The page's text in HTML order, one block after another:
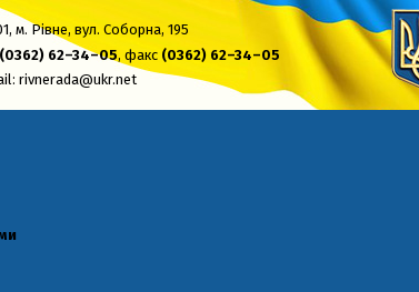
м. Рівне, вул. Соборна, 195
(0362) 62–34–05, факс (0362) 62–34–05
rivnerada@ukr.net